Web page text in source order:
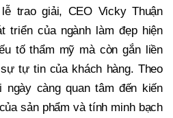
trao giải, CEO Vicky Thuận
triển của ngành làm đẹp hiện
tố thẩm mỹ mà còn gắn liền
tự tin của khách hàng. Theo
ngày càng quan tâm đến kiến
sản phẩm và tính minh bạch